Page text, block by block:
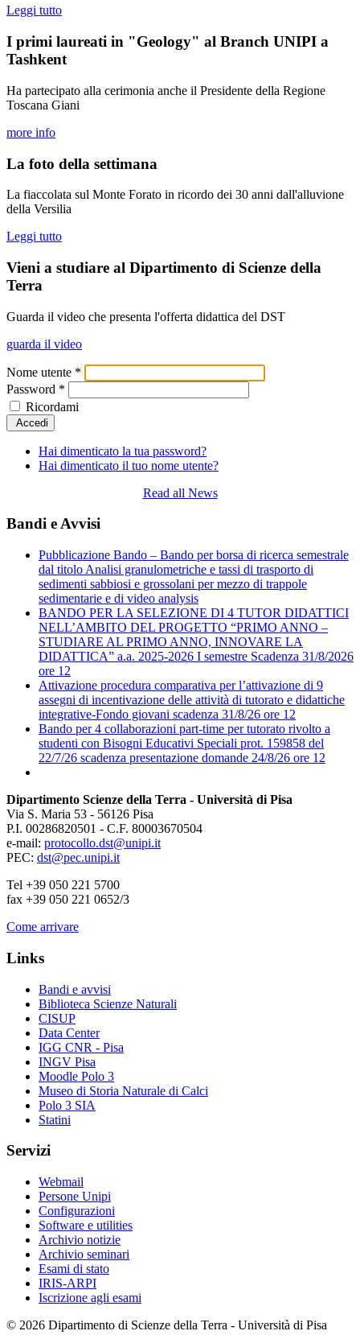
Leggi tutto
I primi laureati in "Geology" al Branch UNIPI a
Tashkent
Ha partecipato alla cerimonia anche il Presidente della Regione
Toscana Giani
more info
La foto della settimana
La fiaccolata sul Monte Forato in ricordo dei 30 anni dall'alluvione
della Versilia
Leggi tutto
Vieni a studiare al Dipartimento di Scienze della
Terra
Guarda il video che presenta l'offerta didattica del DST
guarda il video
Nome utente *
Password *
Ricordami
Accedi
Hai dimenticato la tua password?
Hai dimenticato il tuo nome utente?
Read all News
Bandi e Avvisi
Pubblicazione Bando – Bando per borsa di ricerca semestrale
dal titolo Analisi granulometriche e tassi di trasporto di
sedimenti sabbiosi e grossolani per mezzo di trappole
sedimentarie e di video analysis
BANDO PER LA SELEZIONE DI 4 TUTOR DIDATTICI
NELL’AMBITO DEL PROGETTO “PRIMO ANNO –
STUDIARE AL PRIMO ANNO, INNOVARE LA
DIDATTICA” a.a. 2025-2026 I semestre Scadenza 31/8/2026
ore 12
Attivazione procedura comparativa per l’attivazione di 9
assegni di incentivazione delle attività di tutorato e didattiche
integrative-Fondo giovani scadenza 31/8/26 ore 12
Bando per 4 collaborazioni part-time per tutorato rivolto a
studenti con Bisogni Educativi Speciali prot. 159858 del
22/7/26 scadenza presentazione domande 24/8/26 ore 12
Dipartimento Scienze della Terra - Università di Pisa
Via S. Maria 53 - 56126 Pisa
P.I. 00286820501 - C.F. 80003670504
e-mail: protocollo.dst@unipi.it
PEC: dst@pec.unipi.it
Tel +39 050 221 5700
fax +39 050 221 0652/3
Come arrivare
Links
Bandi e avvisi
Biblioteca Scienze Naturali
CISUP
Data Center
IGG CNR - Pisa
INGV Pisa
Moodle Polo 3
Museo di Storia Naturale di Calci
Polo 3 SIA
Statini
Servizi
Webmail
Persone Unipi
Configurazioni
Software e utilities
Archivio notizie
Archivio seminari
Esami di stato
IRIS-ARPI
Iscrizione agli esami
© 2026 Dipartimento di Scienze della Terra - Università di Pisa